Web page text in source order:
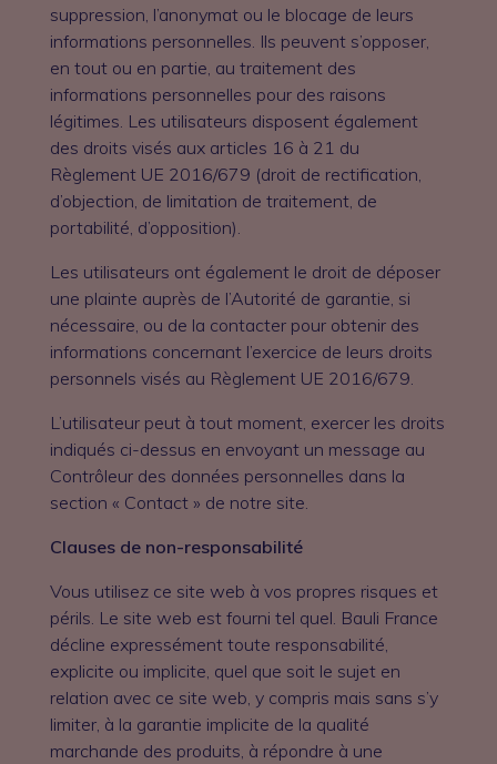
suppression, l’anonymat ou le blocage de leurs
informations personnelles. Ils peuvent s’opposer,
en tout ou en partie, au traitement des
informations personnelles pour des raisons
légitimes. Les utilisateurs disposent également
des droits visés aux articles 16 à 21 du
Règlement UE 2016/679 (droit de rectification,
d’objection, de limitation de traitement, de
portabilité, d’opposition).
Les utilisateurs ont également le droit de déposer
une plainte auprès de l’Autorité de garantie, si
nécessaire, ou de la contacter pour obtenir des
informations concernant l’exercice de leurs droits
personnels visés au Règlement UE 2016/679.
L’utilisateur peut à tout moment, exercer les droits
indiqués ci-dessus en envoyant un message au
Contrôleur des données personnelles dans la
section « Contact » de notre site.
Clauses de non-responsabilité
Vous utilisez ce site web à vos propres risques et
périls. Le site web est fourni tel quel. Bauli France
décline expressément toute responsabilité,
explicite ou implicite, quel que soit le sujet en
relation avec ce site web, y compris mais sans s’y
limiter, à la garantie implicite de la qualité
marchande des produits, à répondre à une